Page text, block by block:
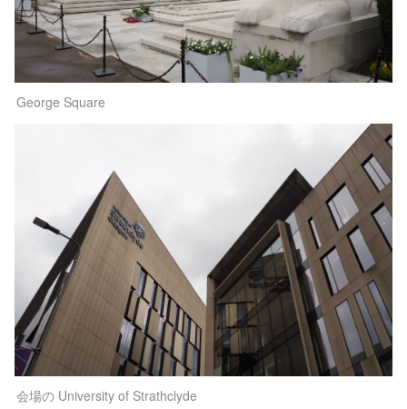
George Square
会場の University of Strathclyde